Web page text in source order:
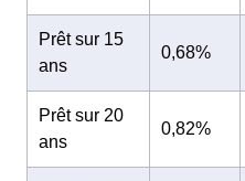
Prêt sur 15
ans
0,68%
Prêt sur 20
ans
0,82%